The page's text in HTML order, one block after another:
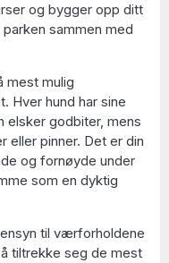
og bygger opp ditt
sammen med
mest mulig
Hver hund har sine
elsker godbiter, mens
eller pinner. Det er din
og fornøyde under
som en dyktig
til værforholdene
tiltrekke seg de mest